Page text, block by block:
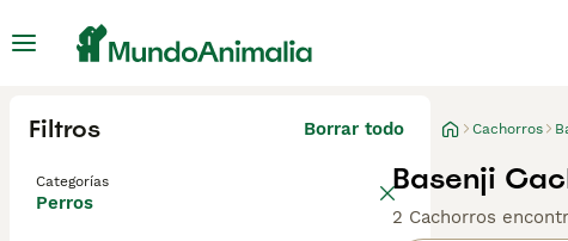
Filtros Borrar todo
Categorías
Perros
Cachorros
Basenji
2 Cachorros